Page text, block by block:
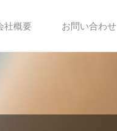
社概要 お問い合わせ